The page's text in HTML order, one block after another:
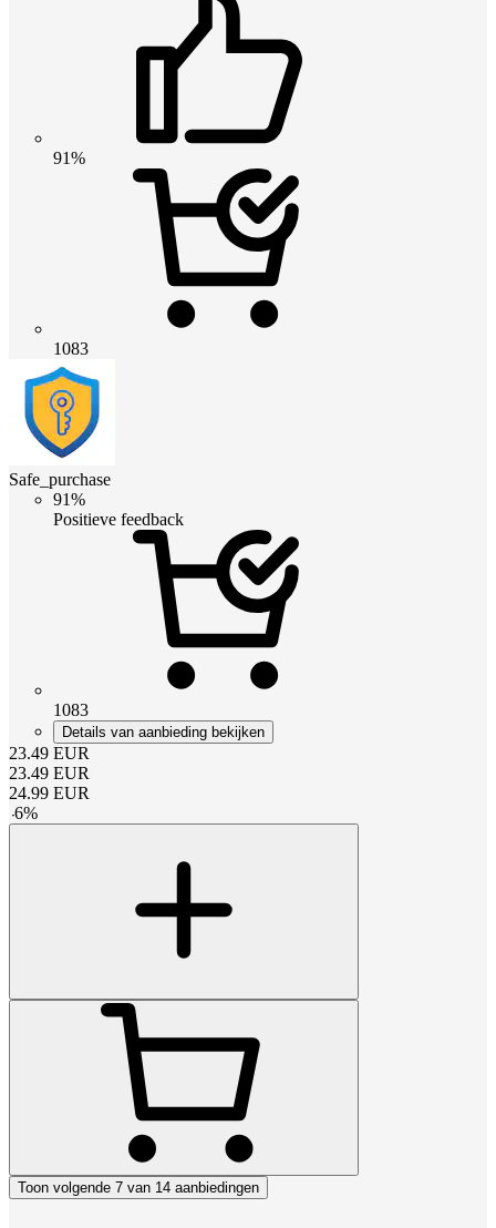
91%
1083
Safe_purchase
91%
Positieve feedback
1083
Details van aanbieding bekijken
23.49 EUR
23.49 EUR
24.99 EUR
-6%
Toon volgende 7 van 14 aanbiedingen